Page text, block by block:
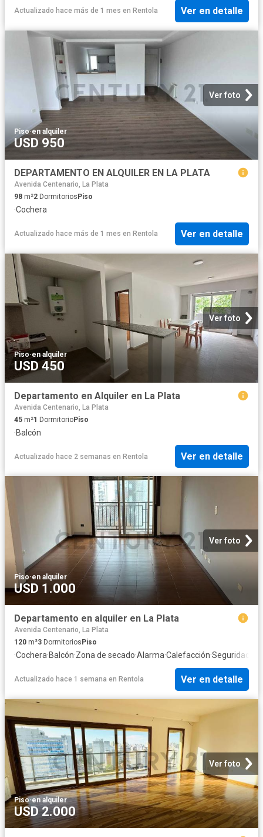
Actualizado hace más de 1 mes en Rentola Ver en detalle
Ver foto
Piso·en alquiler
USD 950
DEPARTAMENTO EN ALQUILER EN LA PLATA
Avenida Centenario, La Plata
98 m²2 Dormitorios Piso
·Cochera
Actualizado hace más de 1 mes en Rentola Ver en detalle
Ver foto
Piso·en alquiler
USD 450
Departamento en Alquiler en La Plata
Avenida Centenario, La Plata
45 m²1 DormitorioPiso
·Balcón
Actualizado hace 2 semanas en Rentola Ver en detalle
Ver foto
Piso·en alquiler
USD 1.000
Departamento en alquiler en La Plata
Avenida Centenario, La Plata
120 m²3 Dormitorios Piso
·Cochera·Balcón·Zona de secado·Alarma·Calefacción·Seguridad
Actualizado hace 1 semana en Rentola Ver en detalle
Ver foto
Piso·en alquiler
USD 2.000